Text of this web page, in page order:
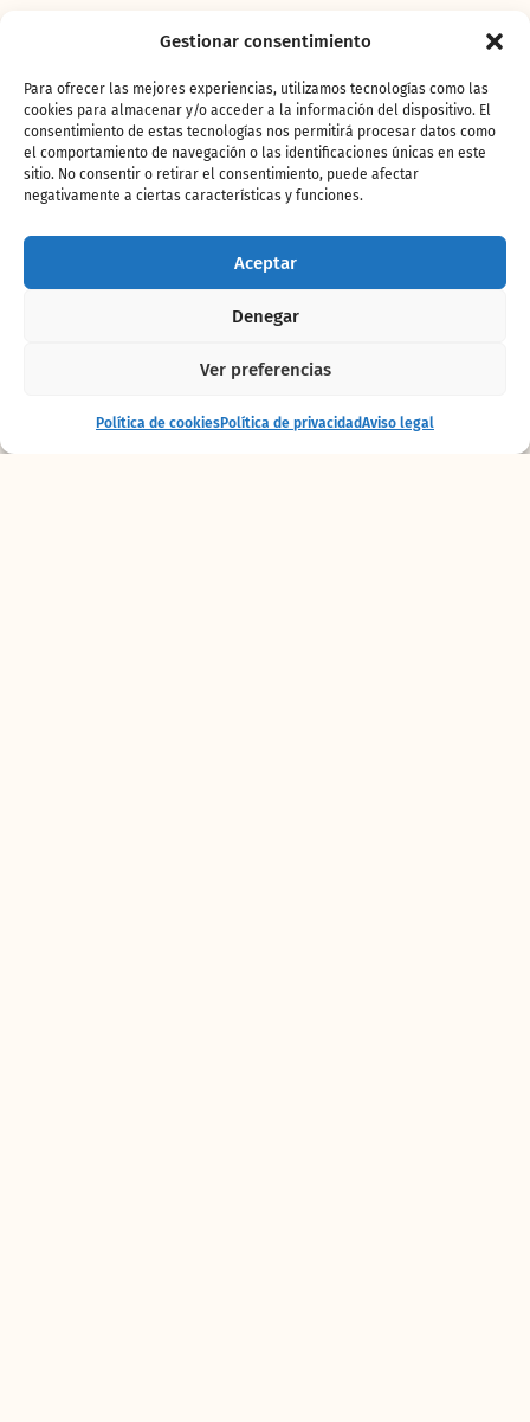
Gestionar consentimiento
Para ofrecer las mejores experiencias, utilizamos tecnologías como las
cookies para almacenar y/o acceder a la información del dispositivo. El
consentimiento de estas tecnologías nos permitirá procesar datos como
el comportamiento de navegación o las identificaciones únicas en este
sitio. No consentir o retirar el consentimiento, puede afectar
negativamente a ciertas características y funciones.
Aceptar
Denegar
Ver preferencias
Política de cookiesPolítica de privacidadAviso legal
Disfruta del
monólogo de Manu
Badenes + cena por
20€.
Los monólogos de BIOPARC Café
de una cena y actuación. El precio de la
opciones para todos los gustos, pues se puede
o enrollados, acompañados con patatas fritas,
Comprar
entradas
Entrada
+ alojamiento